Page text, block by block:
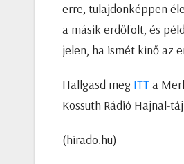
erre, tulajdonképpen
a másik erdőfolt, és
jelen, ha ismét kinő az
Hallgasd meg ITTa
Kossuth Rádió Hajnal-
(hirado.hu)